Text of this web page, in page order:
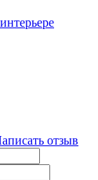
отзыв